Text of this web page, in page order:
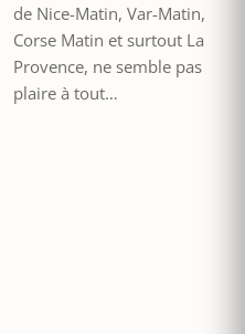
de Nice-Matin, Var-Matin,
Corse Matin et surtout La
Provence, ne semble pas
plaire à tout…